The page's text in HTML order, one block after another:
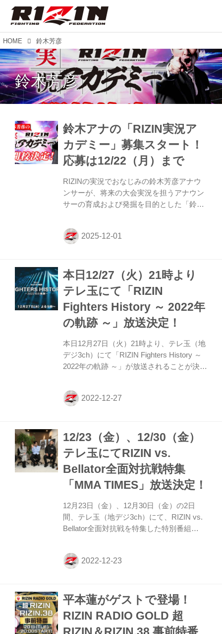
HOME 鈴木芳彦
鈴木芳彦
鈴木アナの「RIZIN実況ア
カデミー」募集スタート！
応募は12/22（月）まで
RIZINの実況でおなじみの鈴木芳彦アナウ
ンサーが、将来の大会実況を担うアナウン
サーの育成および発掘を目的とした「鈴木
ことが決定したぞ！ このアカデミーは、
RIZINにおいても数多くの名勝負を実況し
抜オーディションとなっている。 募集は12
月22日（月）までとなっているので、興味
のある方は是非、応募フォームより申し込
もう！ 鈴木芳彦のRIZIN実況アカデミー 概
要 RIZINでは、将来の大会実況を担うアナ
ウンサーの育成および発掘を目的として、
鈴木芳彦のRIZIN実況アカデ...
本日12/27（火）21時より
テレ玉にて「RIZIN
Fighters History ～ 2022年
の軌跡 ～」放送決定！
本日12月27日（火）21時より、テレ玉（地
デジ3ch）にて「RIZIN Fighters History ～
2022年の軌跡 ～」が放送されることが決定
きディレクター高野雄太郎氏の強い思いに
よって出来上がった番組だ！ 放送終了後に
れる予定だ！テレ玉の特別番組「RIZIN
Fighters History ～ 2022年の軌跡 ～」をお
見逃しなく！ RIZIN Fighters History ～
2022年の軌跡 ～ 概要 埼玉県民にRIZINの
魅力...
12/23（金）、12/30（金）
テレ玉にてRIZIN vs.
Bellator全面対抗戦特集
「MMA TIMES」放送決定！
12月23日（金）、12月30日（金）の2日
間、テレ玉（地デジ3ch）にて、RIZIN vs.
Bellator全面対抗戦を特集した特別番組
したぞ！ この番組では、大晦日に開催され
るRIZIN.40のBellatorとRIZINの全面対抗戦
YouTubeチャンネルで見逃し配信も行われ
る予定だ！テレ玉の特別番組「MMA
TIMES」をお見逃しなく！ MMA TIMES 概
要 7 大晦日に開催されるRIZIN.40のBellator
平本蓮がゲストで登場！
RIZIN RADIO GOLD 超
RIZIN＆RIZIN.38 事前特番